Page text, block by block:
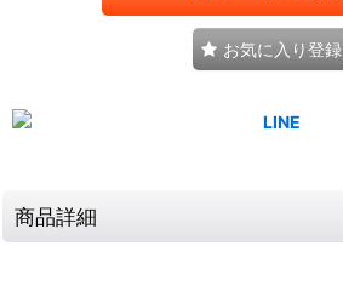
お気に入り登録
商品詳細